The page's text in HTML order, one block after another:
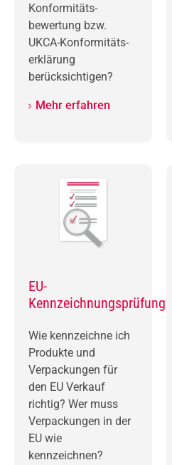
Konformitäts­
bewertung bzw.
UKCA-Konformi­täts­
erklärung
berücksichtigen?
Mehr erfahren
EU-
Kennzeichnungsprüfung
Wie kennzeichne ich
Produkte und
Verpackungen für
den EU Verkauf
richtig? Wer muss
Verpackungen in der
EU wie
kennzeichnen?